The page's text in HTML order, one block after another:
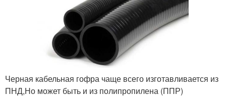
Черная кабельная гофра чаще всего изготавливается из
ПНД,Но может быть и из полипропилена (ППР)